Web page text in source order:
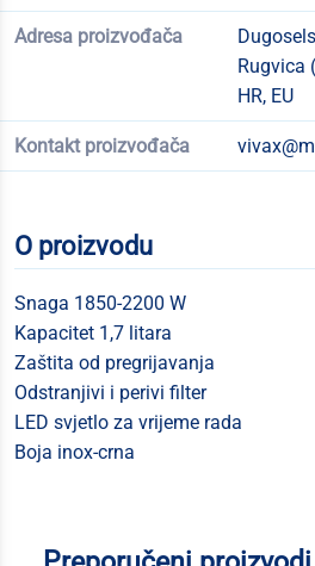
Adresa proizvođača
Rugvica
HR, EU
Kontakt proizvođača
O proizvodu
Snaga 1850-2200 W
Kapacitet 1,7 litara
Zaštita od pregrijavanja
Odstranjivi i perivi filter
LED svjetlo za vrijeme rada
Boja inox-crna